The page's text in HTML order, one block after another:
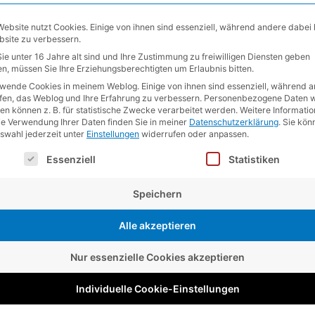
nutzt Cookies. Einige von ihnen sind essenziell, während andere dabei
zu verbessern.
unter 16 Jahre alt sind und Ihre Zustimmung zu freiwilligen Diensten geben
müssen Sie Ihre Erziehungsberechtigten um Erlaubnis bitten.
Cookies in meinem Weblog. Einige von ihnen sind essenziell, während
das Weblog und Ihre Erfahrung zu verbessern. Personenbezogene Daten
können z. B. für statistische Zwecke verarbeitet werden. Weitere
Verwendung Ihrer Daten finden Sie in meiner Datenschutzerklärung. Sie
jederzeit unter Einstellungen widerrufen oder anpassen.
eine Liste der Service-Gruppen, für die eine Einwilligung
Essenziell Statistiken
Speichern
Alle akzeptieren
Nur essenzielle Cookies akzeptieren
Individuelle Cookie-Einstellungen